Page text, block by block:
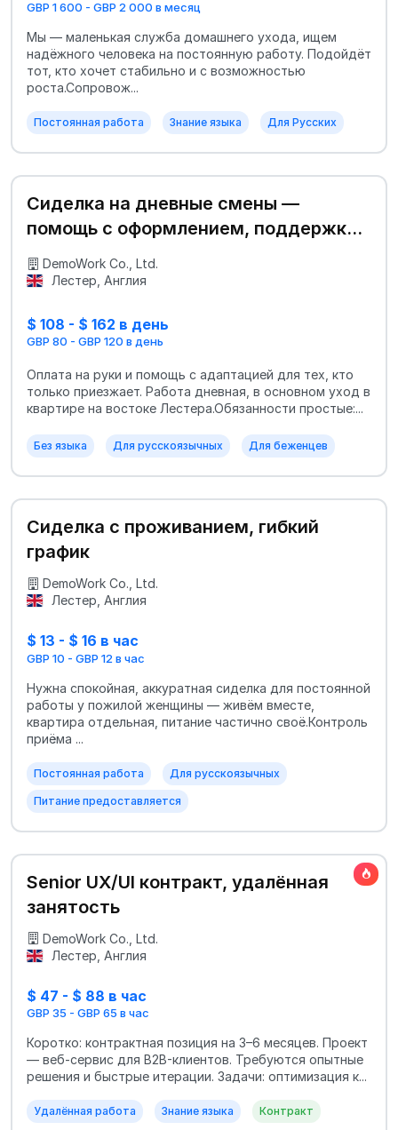
GBP 1 600 - GBP 2 000 в месяц
Мы — маленькая служба домашнего ухода, ищем
надёжного человека на постоянную работу. Подойдёт
тот, кто хочет стабильно и с возможностью
роста.Сопровож...
Постоянная работа Знание языка Для Русских
Сиделка на дневные смены —
помощь с оформлением, поддержка
при переезде
DemoWork Co., Ltd.
Лестер, Англия
$ 108 - $ 162 в день
GBP 80 - GBP 120 в день
Оплата на руки и помощь с адаптацией для тех, кто
только приезжает. Работа дневная, в основном уход в
квартире на востоке Лестера.Обязанности простые:...
Без языка Для русскоязычных Для беженцев
Сиделка с проживанием, гибкий
график
DemoWork Co., Ltd.
Лестер, Англия
$ 13 - $ 16 в час
GBP 10 - GBP 12 в час
Нужна спокойная, аккуратная сиделка для постоянной
работы у пожилой женщины — живём вместе,
квартира отдельная, питание частично своё.Контроль
приёма ...
Постоянная работа Для русскоязычных
Питание предоставляется
Senior UX/UI контракт, удалённая
занятость
DemoWork Co., Ltd.
Лестер, Англия
$ 47 - $ 88 в час
GBP 35 - GBP 65 в час
Коротко: контрактная позиция на 3–6 месяцев. Проект
— веб-сервис для B2B-клиентов. Требуются опытные
решения и быстрые итерации. Задачи: оптимизация к...
Удалённая работа Знание языка Контракт